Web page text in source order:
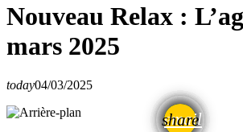
Nouveau Relax :
mars 2025
today04/03/2025
share
email